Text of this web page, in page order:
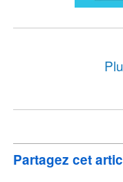
Partagez cet